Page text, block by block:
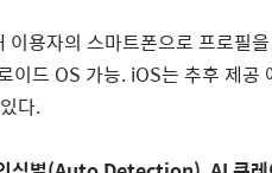
이용자의 스마트폰으로 프로필
이드 OS 가능. iOS는 추후 제공
다.